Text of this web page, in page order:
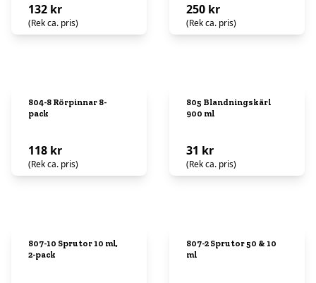
132 kr
(Rek ca. pris)
250 kr
(Rek ca. pris)
804-8 Rörpinnar 8-
pack
118 kr
(Rek ca. pris)
805 Blandningskärl
900 ml
31 kr
(Rek ca. pris)
807-10 Sprutor 10 ml,
2-pack
807-2 Sprutor 50 & 10
ml